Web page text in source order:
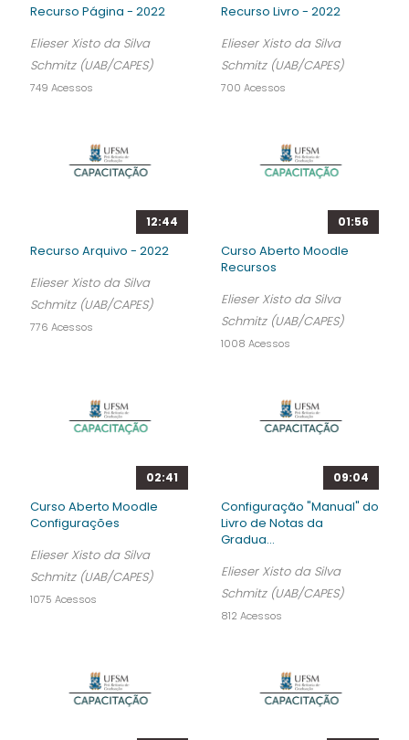
Recurso Página - 2022
Elieser Xisto da Silva
Schmitz (UAB/CAPES)
749 Acessos
Recurso Livro - 2022
Elieser Xisto da Silva
Schmitz (UAB/CAPES)
700 Acessos
12:44
Recurso Arquivo - 2022
Elieser Xisto da Silva
Schmitz (UAB/CAPES)
776 Acessos
01:56
Curso Aberto Moodle
Recursos
Elieser Xisto da Silva
Schmitz (UAB/CAPES)
1008 Acessos
02:41
Curso Aberto Moodle
Configurações
Elieser Xisto da Silva
Schmitz (UAB/CAPES)
1075 Acessos
09:04
Configuração "Manual" do
Livro de Notas da
Gradua...
Elieser Xisto da Silva
Schmitz (UAB/CAPES)
812 Acessos